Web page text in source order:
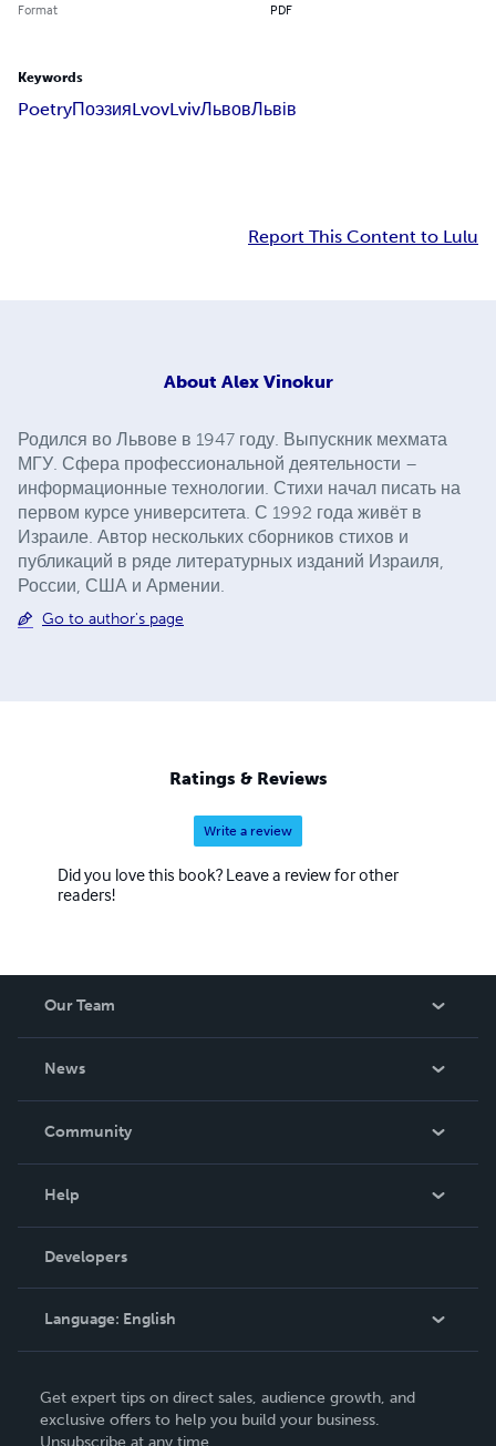
Format PDF
Keywords
PoetryПоэзияLvovLvivЛьвовЛьвів
Report This Content to Lulu
About Alex Vinokur
Родился во Львове в 1947 году. Выпускник мехмата
МГУ. Сфера профессиональной деятельности –
информационные технологии. Стихи начал писать на
первом курсе университета. С 1992 года живёт в
Израиле. Автор нескольких сборников стихов и
публикаций в ряде литературных изданий Израиля,
России, США и Армении.
Go to author's page
Ratings & Reviews
Write a review
Did you love this book? Leave a review for other
readers!
Our Team
News
In The News
Community
Podcast
Help
Order Lookup
Knowledge Base
Contact Support
Developers
Language: English
Deutsch
Get expert tips on direct sales, audience growth, and
exclusive offers to help you build your business.